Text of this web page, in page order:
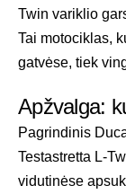
Twin variklio
Tai motociklas,
gatvėse, tiek
Apžvalga:
Pagrindinis
Testastretta L-
vidutinėse